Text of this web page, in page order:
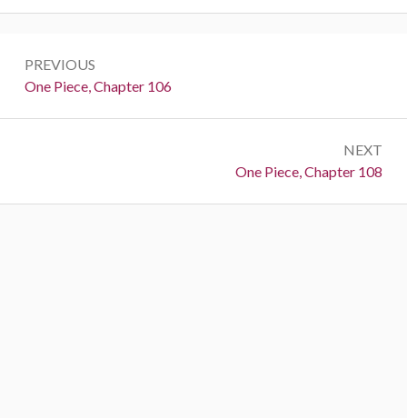
navigation
PREVIOUS
Previous:
One Piece, Chapter 106
NEXT
Next:
One Piece, Chapter 108